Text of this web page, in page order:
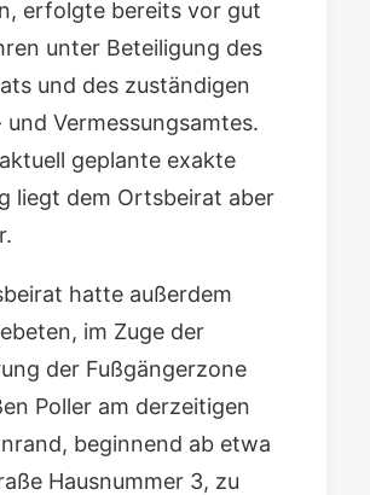
erfolgte bereits vor gut
unter Beteiligung des
und des zuständigen
Vermessungsamtes.
geplante exakte
liegt dem Ortsbeirat aber
hatte außerdem
im Zuge der
der Fußgängerzone
Poller am derzeitigen
beginnend ab etwa
Hausnummer 3, zu